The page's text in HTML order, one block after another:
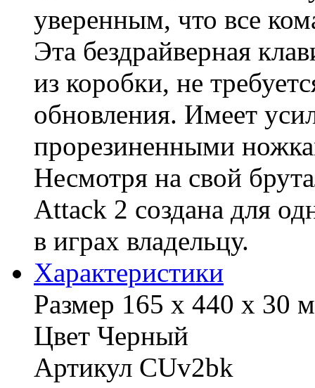
уверенным, что все
Эта бездрайверная
из коробки, не
обновления. Имеет
прорезиненными
Несмотря на свой
Attack 2 создана для
в играх владельцу.
Характериcтики
Размер 165 х 440 х 30
Цвет Черный
Артикул CUv2bk